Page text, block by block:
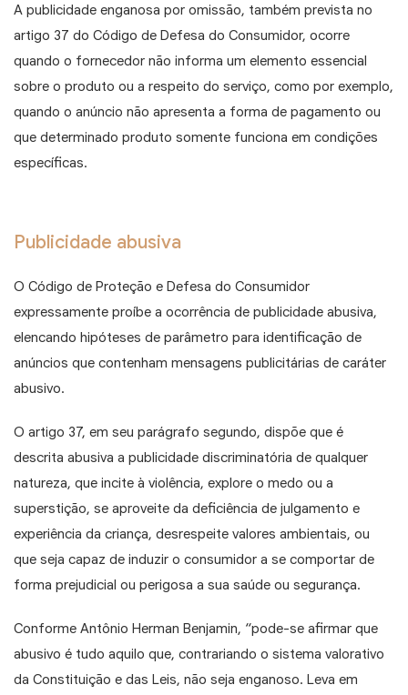
A publicidade enganosa por omissão, também prevista no
artigo 37 do Código de Defesa do Consumidor, ocorre
quando o fornecedor não informa um elemento essencial
sobre o produto ou a respeito do serviço, como por exemplo,
quando o anúncio não apresenta a forma de pagamento ou
que determinado produto somente funciona em condições
específicas.
Publicidade abusiva
O Código de Proteção e Defesa do Consumidor
expressamente proíbe a ocorrência de publicidade abusiva,
elencando hipóteses de parâmetro para identificação de
anúncios que contenham mensagens publicitárias de caráter
abusivo.
O artigo 37, em seu parágrafo segundo, dispõe que é
descrita abusiva a publicidade discriminatória de qualquer
natureza, que incite à violência, explore o medo ou a
superstição, se aproveite da deficiência de julgamento e
experiência da criança, desrespeite valores ambientais, ou
que seja capaz de induzir o consumidor a se comportar de
forma prejudicial ou perigosa a sua saúde ou segurança.
Conforme Antônio Herman Benjamin, “pode-se afirmar que
abusivo é tudo aquilo que, contrariando o sistema valorativo
da Constituição e das Leis, não seja enganoso. Leva em